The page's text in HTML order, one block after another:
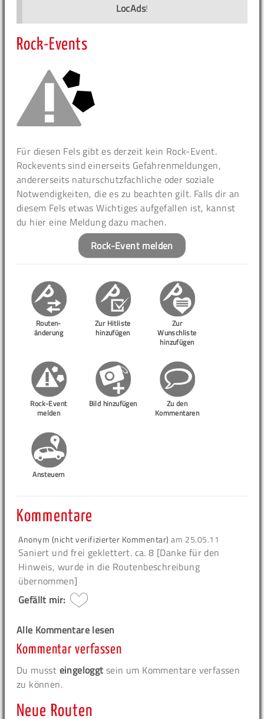
LocAds!
Rock-Events
Für diesen Fels gibt es derzeit kein Rock-Event.
Rockevents sind einerseits Gefahrenmeldungen,
andererseits naturschutzfachliche oder soziale
Notwendigkeiten, die es zu beachten gilt. Falls dir an
diesem Fels etwas Wichtiges aufgefallen ist, kannst
du hier eine Meldung dazu machen.
Rock-Event melden
Routen-
änderung
Zur Hitliste
hinzufügen
Zur
Wunschliste
hinzufügen
Rock-Event
melden
Bild hinzufügen
Zu den
Kommentaren
Ansteuern
Kommentare
Anonym (nicht verifizierter Kommentar) am 25.05.11
Saniert und frei geklettert. ca. 8 [Danke für den
Hinweis, wurde in die Routenbeschreibung
übernommen]
Gefällt mir:
Alle Kommentare lesen
Kommentar verfassen
Du musst eingeloggt sein um Kommentare verfassen
zu können.
Neue Routen